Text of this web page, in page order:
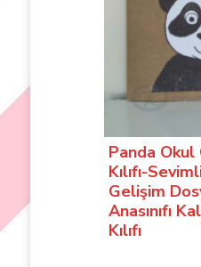
Panda Okul
Kılıfı-
Gelişim
Anasınıfı
Kılıfı